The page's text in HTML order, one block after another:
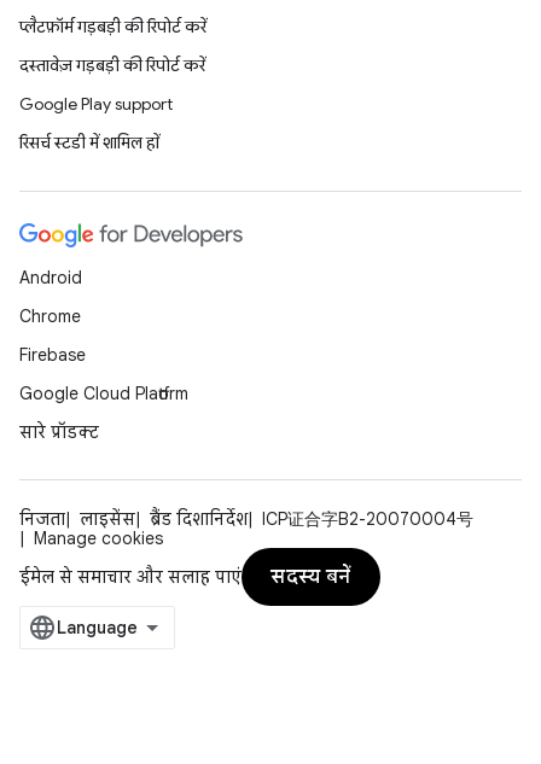
प्लैटफ़ॉर्म गड़बड़ी की रिपोर्ट करें
दस्तावेज़ गड़बड़ी की रिपोर्ट करें
Google Play support
रिसर्च स्टडी में शामिल हों
Android
Chrome
Firebase
Google Cloud Platform
सारे प्रॉडक्ट
निजता लाइसेंस ब्रैंड दिशानिर्देश
ICP证合字B2-20070004号
Manage cookies
ईमेल से समाचार और सलाह पाएं
सदस्य बनें